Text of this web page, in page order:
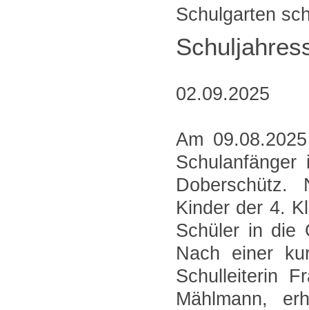
Schulgarten
02.09.2025
Am
Doberschütz.
Kinder der 4.
Schüler in die
Nach einer
Schulleiterin
Mählmann,